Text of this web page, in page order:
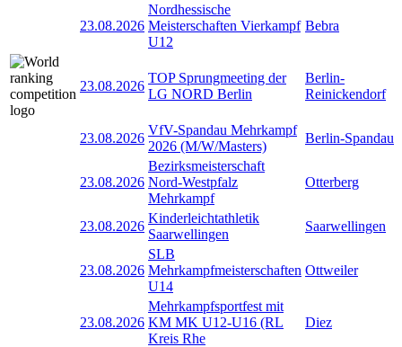
23.08.2026
Nordhessische
Meisterschaften Vierkampf
U12
Bebra
23.08.2026
TOP Sprungmeeting der
LG NORD Berlin
Berlin-
Reinickendorf
23.08.2026
VfV-Spandau Mehrkampf
2026 (M/W/Masters)
Berlin-Spandau
23.08.2026
Bezirksmeisterschaft
Nord-Westpfalz
Mehrkampf
Otterberg
23.08.2026
Kinderleichtathletik
Saarwellingen
Saarwellingen
23.08.2026
SLB
Mehrkampfmeisterschaften
U14
Ottweiler
23.08.2026
Mehrkampfsportfest mit
KM MK U12-U16 (RL
Kreis Rhe
Diez